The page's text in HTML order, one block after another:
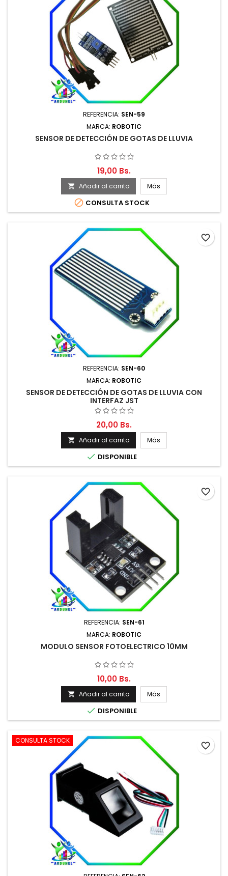
REFERENCIA: SEN-59
MARCA: ROBOTIC
SENSOR DE DETECCIÓN DE GOTAS DE LLUVIA
19,00 Bs.
 Añadir al carrito Más
 CONSULTA STOCK
REFERENCIA: SEN-60
MARCA: ROBOTIC
SENSOR DE DETECCIÓN DE GOTAS DE LLUVIA CON
INTERFAZ JST
20,00 Bs.
 Añadir al carrito Más
 DISPONIBLE
favorite_border
REFERENCIA: SEN-61
MARCA: ROBOTIC
MODULO SENSOR FOTOELECTRICO 10MM
10,00 Bs.
 Añadir al carrito Más
 DISPONIBLE
favorite_border
CONSULTA STOCK
favorite_border